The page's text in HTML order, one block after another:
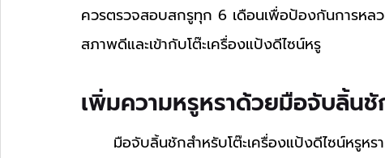
ควรตรวจสอบสกรูทุก 6 เดือนเพื่อป้องกันการหล
สภาพดีและเข้ากับโต๊ะเครื่องแป้งดีไซน์หรู
เพิ่มความหรูหราด้วยมือจับลิ้นชั
มือจับลิ้นชักสำหรับโต๊ะเครื่องแป้งดีไซน์หรูห